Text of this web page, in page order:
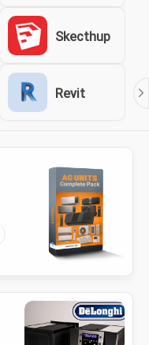
Skecthup
Revit